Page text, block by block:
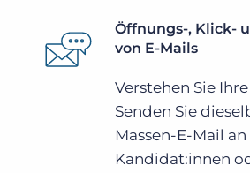
Öffnungs-, Klick-
von E-Mails
Verstehen Sie
Senden Sie
Massen-E-Mail
Kandidat:innen